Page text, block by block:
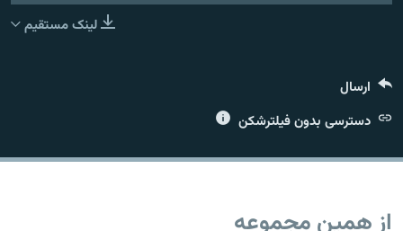
لینک مستقیم
ارسال
دسترسی بدون فیلترشکن